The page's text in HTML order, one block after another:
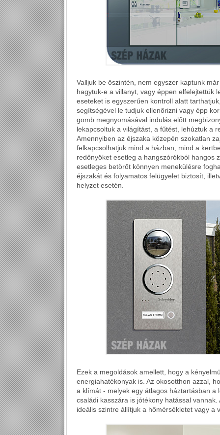
Valljuk be őszintén, nem egyszer kaptunk
hagytuk-e a villanyt, vagy éppen elfelejtettük
eseteket is egyszerűen kontroll alatt
segítségével le tudjuk ellenőrizni vagy épp
gomb megnyomásával indulás előtt
lekapcsoltuk a világítást, a fűtést, lehúztuk a
Amennyiben az éjszaka közepén szokatlan
felkapcsolhatjuk mind a házban, mind a
redőnyöket esetleg a hangszórókból hangos
esetleges betörőt könnyen menekülésre
éjszakát és folyamatos felügyelet biztosít,
helyzet esetén.
Ezek a megoldások amellett, hogy a
energiahatékonyak is. Az okosotthon azzal,
a klímát - melyek egy átlagos háztartásban
családi kasszára is jótékony hatással
ideális szintre állítjuk a hőmérsékletet vagy